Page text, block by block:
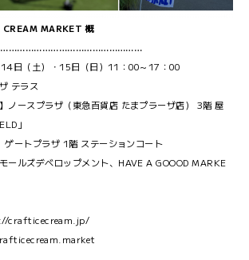
MARKET 概
日（土）・15日（日）11：00～17：00
テラス
プラザ（東急百貨店 たまプラーザ店） 3階 屋
」
プラザ 1階 ステーションコート
ルズデベロップメント、HAVE A GOOOD MARKE
crafticecream.jp/